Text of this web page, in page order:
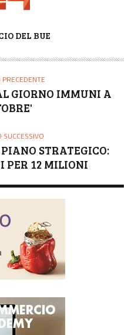
DEL BUE
GIORNO IMMUNI A
SUCCESSIVO
STRATEGICO:
PER 12 MILIONI